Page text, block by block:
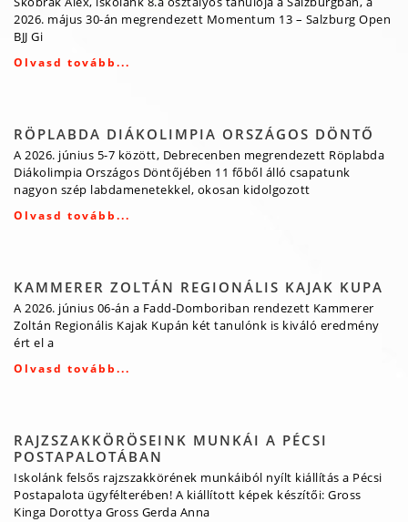
2026. május 30-án megrendezett Momentum 13 – Salzburg Open
BJJ Gi
Olvasd tovább...
RÖPLABDA DIÁKOLIMPIA ORSZÁGOS DÖNTŐ
A 2026. június 5-7 között, Debrecenben megrendezett Röplabda
Diákolimpia Országos Döntőjében 11 főből álló csapatunk
nagyon szép labdamenetekkel, okosan kidolgozott
Olvasd tovább...
KAMMERER ZOLTÁN REGIONÁLIS KAJAK KUPA
A 2026. június 06-án a Fadd-Domboriban rendezett Kammerer
Zoltán Regionális Kajak Kupán két tanulónk is kiváló eredmény
ért el a
Olvasd tovább...
RAJZSZAKKÖRÖSEINK MUNKÁI A PÉCSI
POSTAPALOTÁBAN
Iskolánk felsős rajzszakkörének munkáiból nyílt kiállítás a Pécsi
Postapalota ügyfélterében! A kiállított képek készítői: Gross
Kinga Dorottya Gross Gerda Anna